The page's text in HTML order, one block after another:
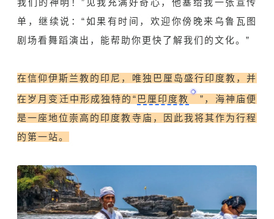
我们的神明！”见我充满好奇心，他塞给我一张宣传
单，继续说：“如果有时间，欢迎你傍晚来乌鲁瓦图
剧场看舞蹈演出，能帮助你更快了解我们的文化。”
在信仰伊斯兰教的印尼，唯独巴厘岛盛行印度教，并
在岁月变迁中形成独特的“ 巴厘印度教
”，海神庙便
是一座地位崇高的印度教寺庙，因此我将其作为行程
的第一站。